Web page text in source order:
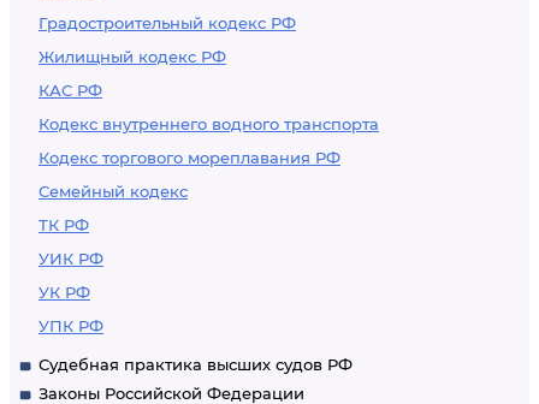
Градостроительный кодекс РФ
Жилищный кодекс РФ
КАС РФ
Кодекс внутреннего водного транспорта
Кодекс торгового мореплавания РФ
Семейный кодекс
ТК РФ
УИК РФ
УК РФ
УПК РФ
Судебная практика высших судов РФ
Законы Российской Федерации